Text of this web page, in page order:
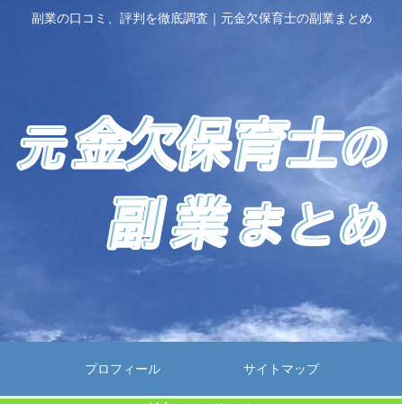
副業の口コミ、評判を徹底調査｜元金欠保育士の副業まとめ
プロフィール サイトマップ